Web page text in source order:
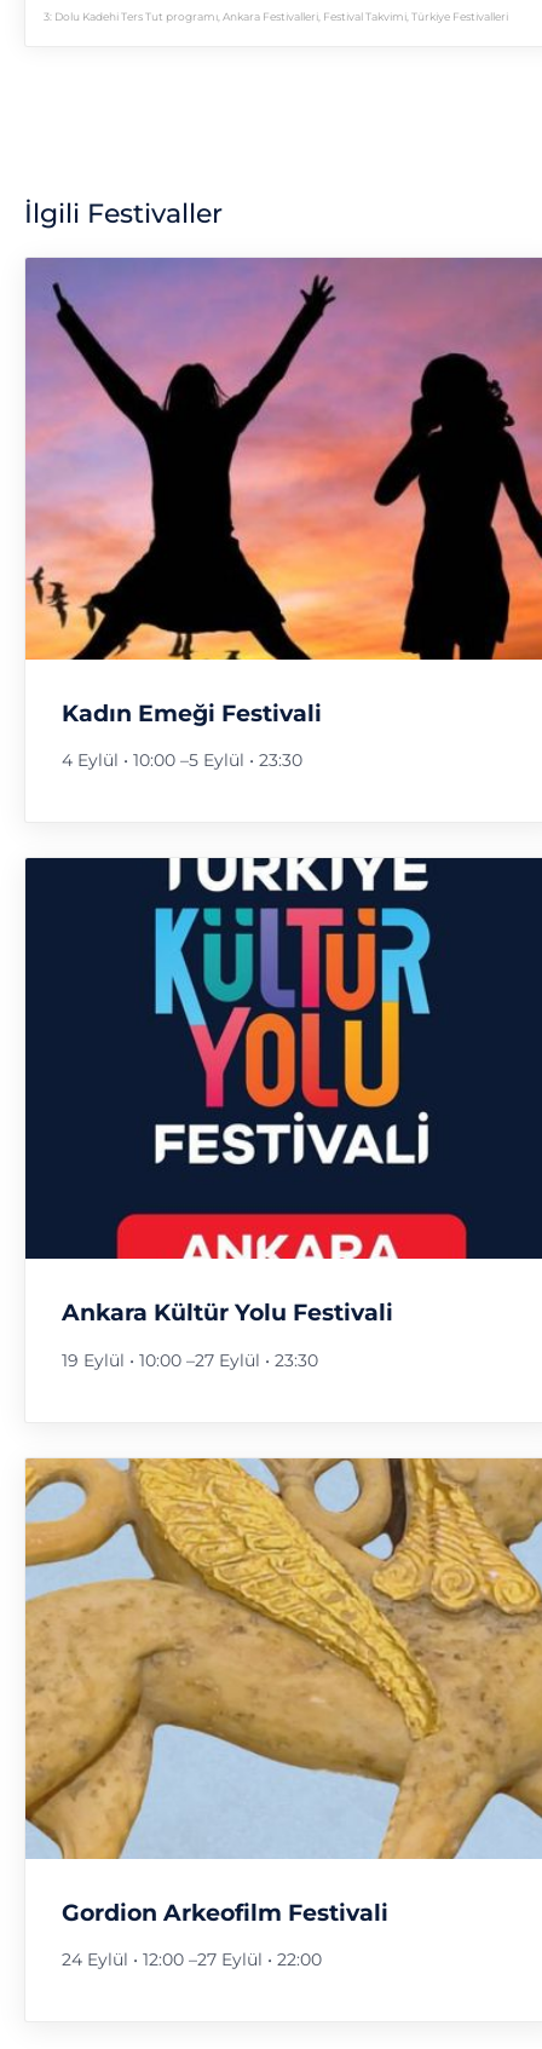
3: Dolu Kadehi Ters Tut programı, Ankara Festivalleri, Festival Takvimi, Türkiye Festivalleri
İlgili Festivaller
Kadın Emeği Festivali
4 Eylül • 10:00 –5 Eylül • 23:30
Ankara Kültür Yolu Festivali
19 Eylül • 10:00 –27 Eylül • 23:30
Gordion Arkeofilm Festivali
24 Eylül • 12:00 –27 Eylül • 22:00